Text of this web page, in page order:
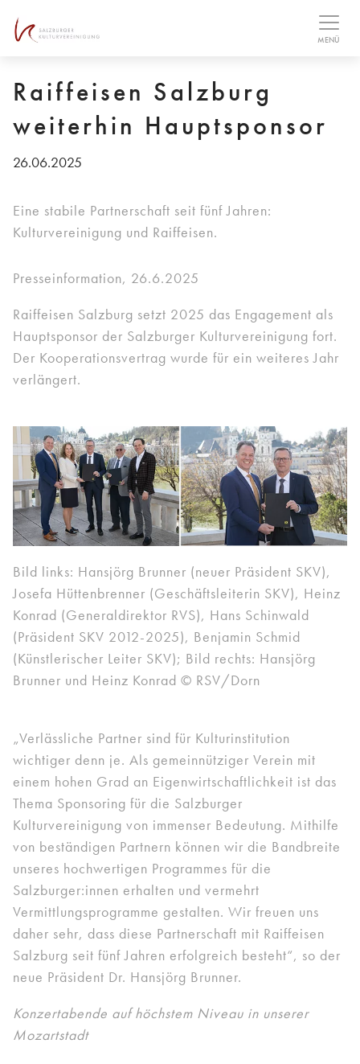
MENÜ
Raiffeisen Salzburg
weiterhin Hauptsponsor
26.06.2025
Eine stabile Partnerschaft seit fünf Jahren:
Kulturvereinigung und Raiffeisen.
Presseinformation, 26.6.2025
Raiffeisen Salzburg setzt 2025 das Engagement als
Hauptsponsor der Salzburger Kulturvereinigung fort.
Der Kooperationsvertrag wurde für ein weiteres Jahr
verlängert.
Bild links: Hansjörg Brunner (neuer Präsident SKV),
Josefa Hüttenbrenner (Geschäftsleiterin SKV), Heinz
Konrad (Generaldirektor RVS), Hans Schinwald
(Präsident SKV 2012-2025), Benjamin Schmid
(Künstlerischer Leiter SKV); Bild rechts: Hansjörg
Brunner und Heinz Konrad © RSV/Dorn
„Verlässliche Partner sind für Kulturinstitution
wichtiger denn je. Als gemeinnütziger Verein mit
einem hohen Grad an Eigenwirtschaftlichkeit ist das
Thema Sponsoring für die Salzburger
Kulturvereinigung von immenser Bedeutung. Mithilfe
von beständigen Partnern können wir die Bandbreite
unseres hochwertigen Programmes für die
Salzburger:innen erhalten und vermehrt
Vermittlungsprogramme gestalten. Wir freuen uns
daher sehr, dass diese Partnerschaft mit Raiffeisen
Salzburg seit fünf Jahren erfolgreich besteht“, so der
neue Präsident Dr. Hansjörg Brunner.
Konzertabende auf höchstem Niveau in unserer
Mozartstadt